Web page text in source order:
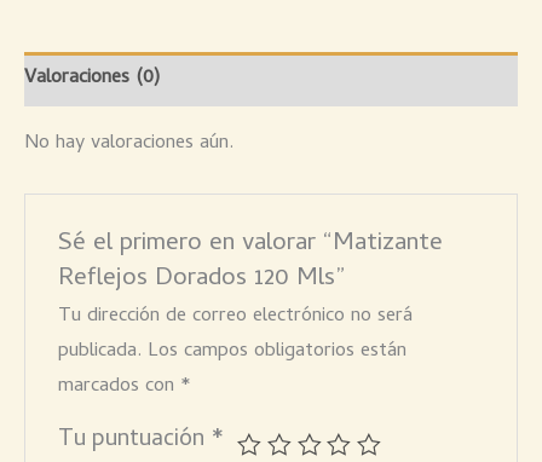
Valoraciones (0)
No hay valoraciones aún.
Sé el primero en valorar “Matizante
Reflejos Dorados 120 Mls”
Tu dirección de correo electrónico no será
publicada. Los campos obligatorios están
marcados con *
Tu puntuación *